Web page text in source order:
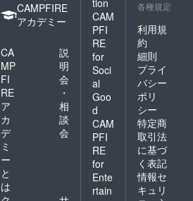
CAMPFIRE
アカデミー
CA
MP
FI
RE
ア
カ
デ
ミ
ー
と
は
説
明
会
・
相
談
会
CAM
PFI
RE
for
Soci
al
Goo
d
CAM
PFI
RE
for
Ente
rtain
各種規定
利用規
約
細則
プライ
バシー
ポリ
シー
特定商
取引法
に基づ
く表記
情報セ
キュリ